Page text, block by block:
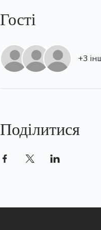
Гості
+3
Поділитися